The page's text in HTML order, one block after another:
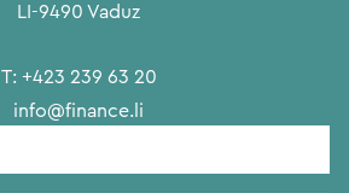
LI-9490 Vaduz
T: +423 239 63 20
info@finance.li